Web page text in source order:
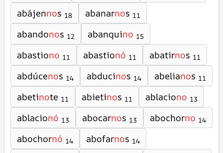
abájennos 18 abanarnos 11
abandonos 12 abanquino 15
abastiono 11 abastionó 11 abatirnos 11
abdúcenos 14 abducinos 14 abelianos 11
abetinote 11 abietinos 11 ablaciono 13
ablacionó 13 abocarnos 13 abochorno 14
abochornó 14 abofarnos 14